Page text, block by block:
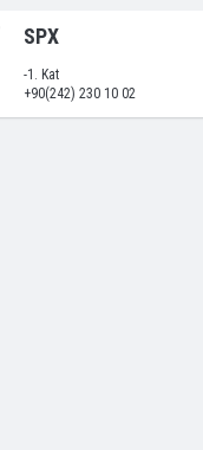
SPX
-1. Kat
+90(242) 230 10 02